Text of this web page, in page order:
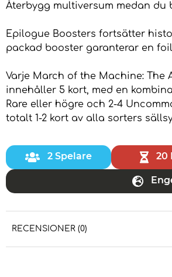
Återbygg multiversum medan du
Epilogue Boosters fortsätter
packad booster garanterar en
Varje March of the Machine: The
innehåller 5 kort, med en
Rare eller högre och 2-4
totalt 1-2 kort av alla sorters
2 Spelare 20
RECENSIONER (0)